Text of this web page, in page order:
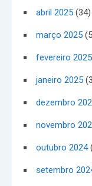
abril 2025 (34)
março 2025
fevereiro 2025
janeiro 2025
dezembro
novembro
outubro 2024
setembro